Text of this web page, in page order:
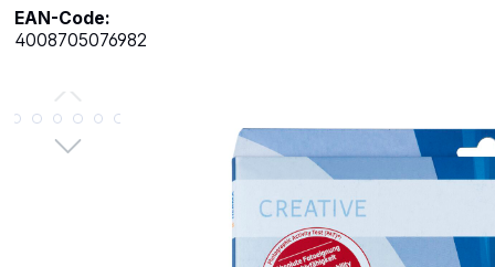
EAN-Code:
4008705076982
Bildergalerie überspringen